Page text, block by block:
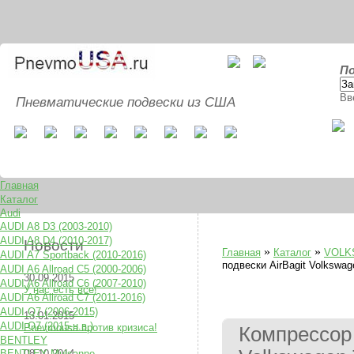
Пневматические подвески из США
Главная
Каталог
Audi
AUDI A8 D3 (2003-2010)
AUDI A8 D4 (2010-2017)
AUDI A7 Sportback (2010-2016)
AUDI A6 Allroad C5 (2000-2006)
AUDI A6 Allroad C6 (2007-2010)
AUDI A6 Allroad C7 (2011-2016)
AUDI Q7 (2006-2015)
AUDI Q7 (2015-н.в.)
BENTLEY
Новости
30.09.2015
У нас есть все!
13.01.2015
Pnevmousa против кризиса!
Главная » Каталог »
подвески AirBagit